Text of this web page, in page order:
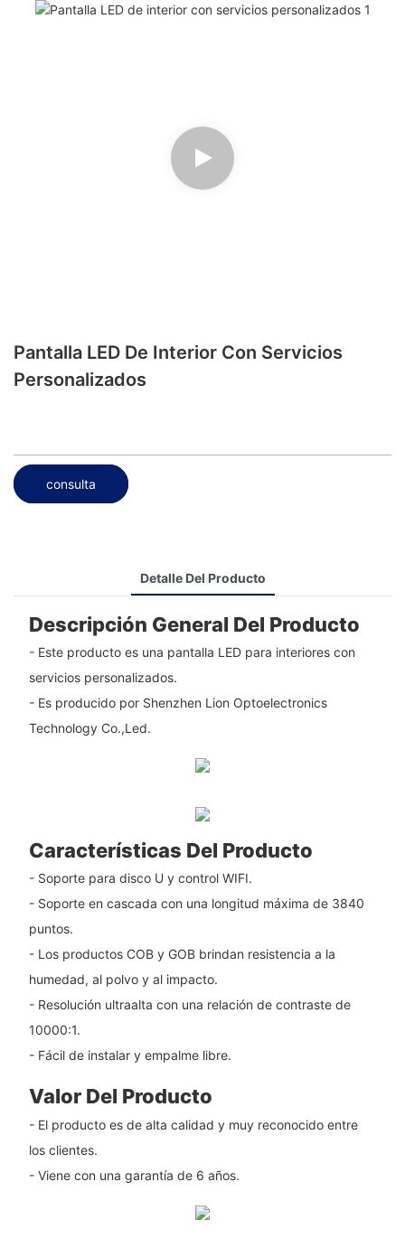
Pantalla LED De Interior Con Servicios
Personalizados
consulta
Detalle Del Producto
Descripción General Del Producto
- Este producto es una pantalla LED para interiores con
servicios personalizados.
- Es producido por Shenzhen Lion Optoelectronics
Technology Co.,Led.
Características Del Producto
- Soporte para disco U y control WIFI.
- Soporte en cascada con una longitud máxima de 3840
puntos.
- Los productos COB y GOB brindan resistencia a la
humedad, al polvo y al impacto.
- Resolución ultraalta con una relación de contraste de
10000:1.
- Fácil de instalar y empalme libre.
Valor Del Producto
- El producto es de alta calidad y muy reconocido entre
los clientes.
- Viene con una garantía de 6 años.